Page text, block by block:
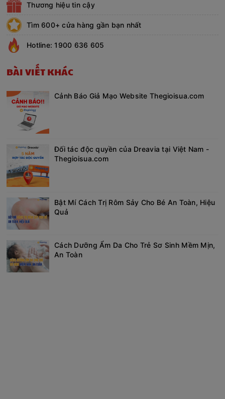
Thương hiệu tin cậy
Tìm 600+ cửa hàng gần bạn nhất
Hotline: 1900 636 605
BÀI VIẾT KHÁC
Cảnh Báo Giả Mạo Website Thegioisua.com
Đối tác độc quyền của Dreavia tại Việt Nam -
Thegioisua.com
Bật Mí Cách Trị Rôm Sảy Cho Bé An Toàn, Hiệu
Quả
Cách Dưỡng Ẩm Da Cho Trẻ Sơ Sinh Mềm Mịn,
An Toàn